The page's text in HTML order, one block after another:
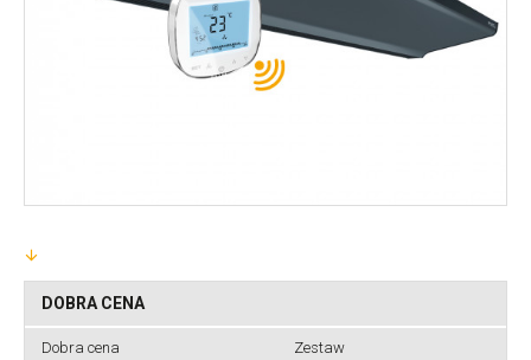
DOBRA CENA
Dobra cena Zestaw